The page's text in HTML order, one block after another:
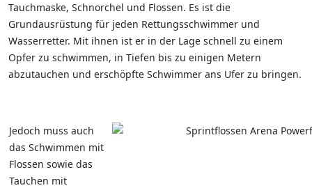
Tauchmaske, Schnorchel und Flossen. Es ist die
Grundausrüstung für jeden Rettungsschwimmer und
Wasserretter. Mit ihnen ist er in der Lage schnell zu einem
Opfer zu schwimmen, in Tiefen bis zu einigen Metern
abzutauchen und erschöpfte Schwimmer ans Ufer zu bringen.
Jedoch muss auch
das Schwimmen mit
Flossen sowie das
Tauchen mit